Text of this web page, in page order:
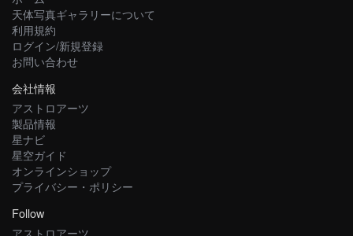
天体写真ギャラリーについて
利用規約
ログイン/新規登録
お問い合わせ
会社情報
アストロアーツ
製品情報
星ナビ
星空ガイド
オンラインショップ
プライバシー・ポリシー
Follow
アストロアーツ